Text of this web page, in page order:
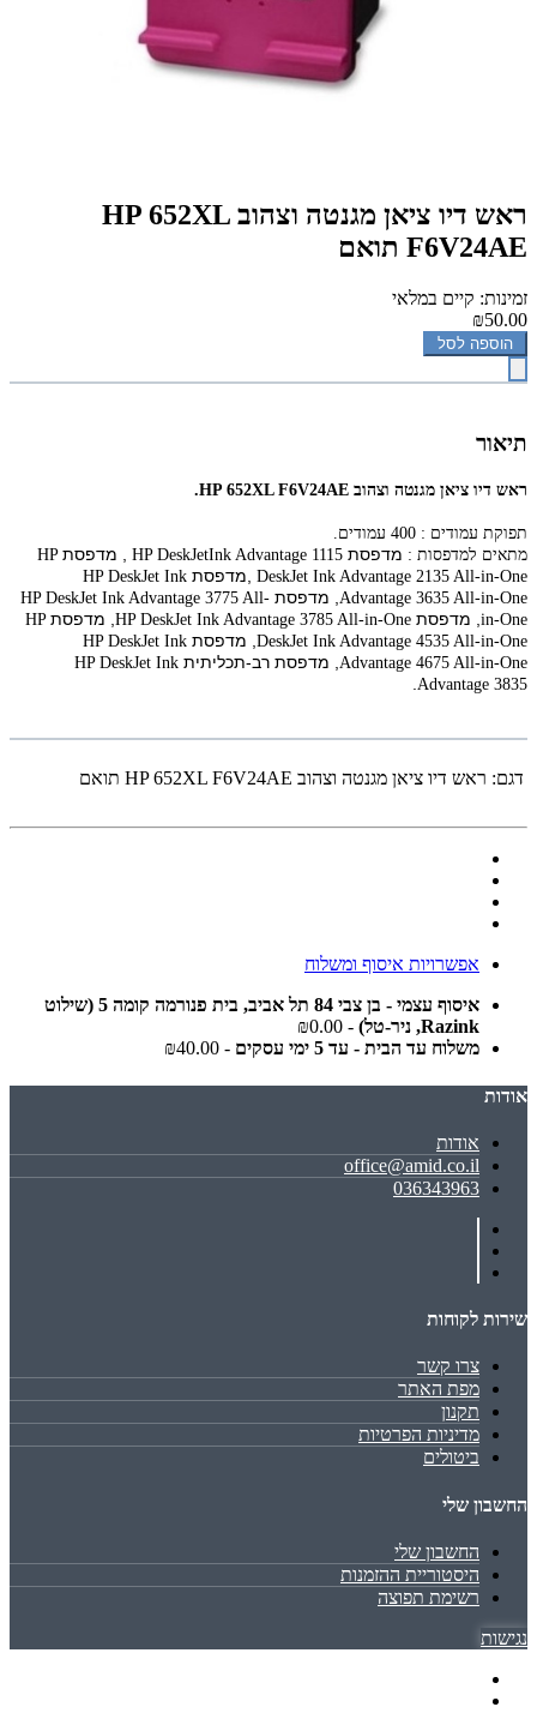
‏ראש דיו ‏ציאן מגנטה וצהוב HP 652XL
F6V24AE תואם
זמינות: קיים במלאי
₪50.00
הוספה לסל
תיאור
ראש דיו ‏ציאן מגנטה וצהוב HP 652XL F6V24AE.
תפוקת עמודים : 400 עמודים.
מתאים למדפסות : מדפסת HP DeskJetInk Advantage 1115 , מדפסתHP
DeskJet Ink Advantage 2135 All-in-One ,מדפסת HP DeskJet Ink
Advantage 3635 All-in-One, מדפסת HP DeskJet Ink Advantage 3775 All-
in-One, מדפסת HP DeskJet Ink Advantage 3785 All-in-One, מדפסתHP
DeskJet Ink Advantage 4535 All-in-One, מדפסת HP DeskJet Ink
Advantage 4675 All-in-One, מדפסת רב-תכליתית HP DeskJet Ink
Advantage 3835
.
דגם: ‏ראש דיו ‏ציאן מגנטה וצהוב HP 652XL F6V24AE תואם
אפשרויות איסוף ומשלוח
איסוף עצמי - בן צבי 84 תל אביב, בית פנורמה קומה 5 (שילוט
Razink, ניר-טל)
- ₪0.00
משלוח עד הבית - עד 5 ימי עסקים
- ₪40.00
אודות
אודות
office@amid.co.il
036343963
שירות לקוחות
צרו קשר
מפת האתר
תקנון
מדיניות הפרטיות
ביטולים
החשבון שלי
החשבון שלי
היסטוריית ההזמנות
רשימת תפוצה
נגישות